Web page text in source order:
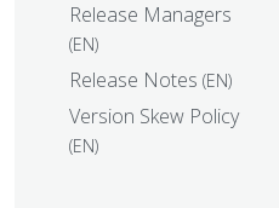
Release Managers
(EN)
Release Notes (EN)
Version Skew Policy
(EN)